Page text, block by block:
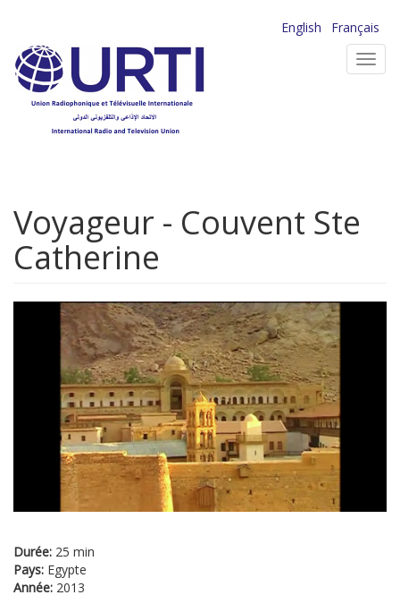
contenu
principal
English
Français
Voyageur - Couvent Ste
Catherine
Durée: 25 min
Pays: Egypte
Année: 2013